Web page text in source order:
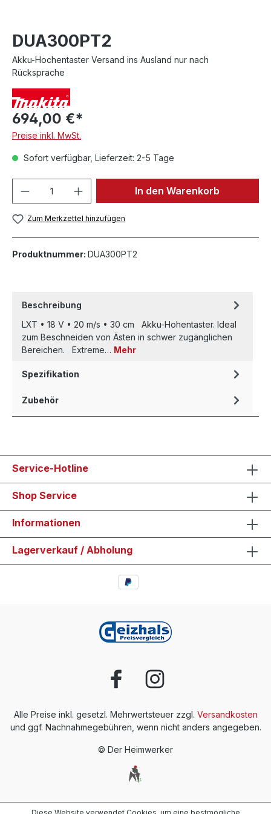
DUA300PT2
Akku-Hochentaster Versand ins Ausland nur nach
Rücksprache
694,00 €*
Preise inkl. MwSt.
Sofort verfügbar, Lieferzeit: 2-5 Tage
In den Warenkorb
Zum Merkzettel hinzufügen
Produktnummer: DUA300PT2
Beschreibung
LXT • 18 V • 20 m/s • 30 cm Akku-Hohentaster. Ideal
zum Beschneiden von Ästen in schwer zugänglichen
Bereichen. Extreme… Mehr
Spezifikation
Zubehör
Service-Hotline
Shop Service
Informationen
Lagerverkauf / Abholung
Alle Preise inkl. gesetzl. Mehrwertsteuer zzgl. Versandkosten
und ggf. Nachnahmegebühren, wenn nicht anders angegeben.
© Der Heimwerker